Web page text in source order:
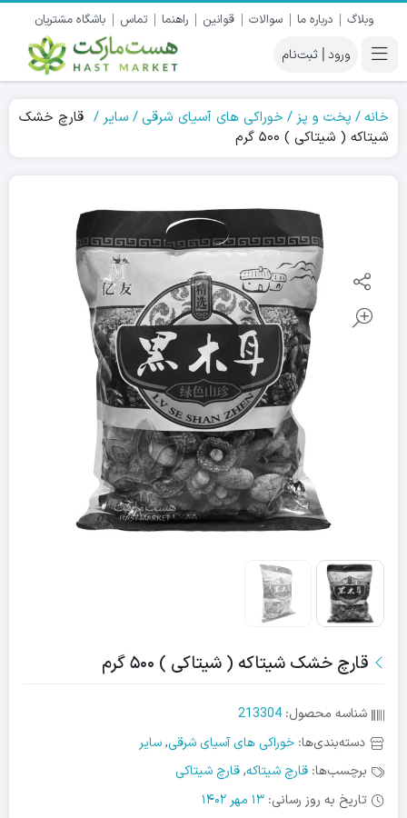
وبلاگ درباره ما سوالات قوانین راهنما تماس باشگاه مشتریان
|
خانه پخت و پز خوراکی های آسیای شرقی سایر
قارچ خشک
شیتاکه ( شیتاکی ) ۵۰۰ گرم
قارچ خشک شیتاکه ( شیتاکی ) ۵۰۰ گرم
شناسه محصول: 213304
دسته‌بندی‌ها: خوراکی های آسیای شرقی,سایر
برچسب‌ها: قارچ شیتاکه,قارچ شیتاکی
تاریخ به روز رسانی: 13 مهر 1402